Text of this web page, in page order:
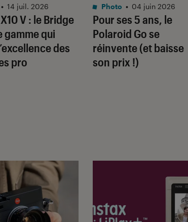
V : le Bridge
gamme qui
des
pro
• 14 juil. 2026
Pour ses 5 ans, le
Polaroid Go se
réinvente (et baisse
son prix !)
Photo • 04 juin 2026